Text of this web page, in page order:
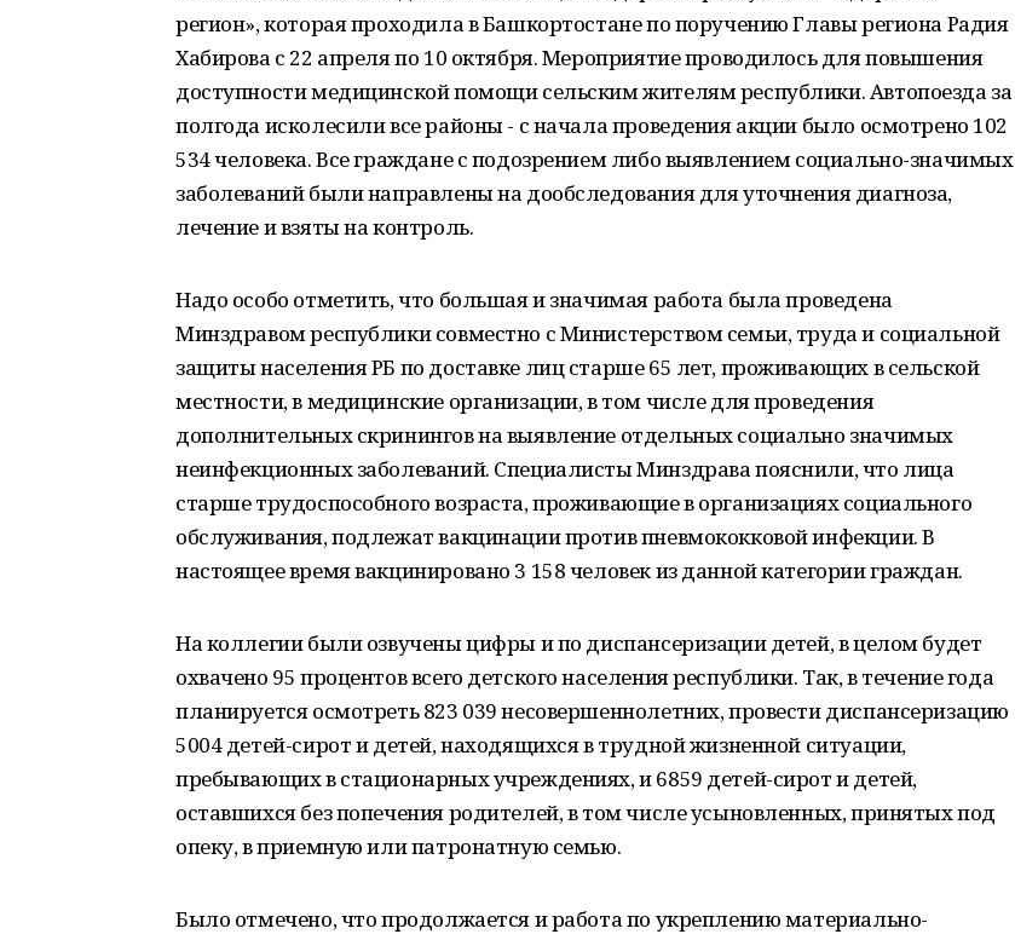
регион», которая проходила в Башкортостане по поручению Главы региона Радия
Хабирова с 22 апреля по 10 октября. Мероприятие проводилось для повышения
доступности медицинской помощи сельским жителям республики. Автопоезда за
полгода исколесили все районы - с начала проведения акции было осмотрено 102
534 человека. Все граждане с подозрением либо выявлением социально-значимых
заболеваний были направлены на дообследования для уточнения диагноза,
лечение и взяты на контроль.
Надо особо отметить, что большая и значимая работа была проведена
Минздравом республики совместно с Министерством семьи, труда и социальной
защиты населения РБ по доставке лиц старше 65 лет, проживающих в сельской
местности, в медицинские организации, в том числе для проведения
дополнительных скринингов на выявление отдельных социально значимых
неинфекционных заболеваний. Специалисты Минздрава пояснили, что лица
старше трудоспособного возраста, проживающие в организациях социального
обслуживания, подлежат вакцинации против пневмококковой инфекции. В
настоящее время вакцинировано 3 158 человек из данной категории граждан.
На коллегии были озвучены цифры и по диспансеризации детей, в целом будет
охвачено 95 процентов всего детского населения республики. Так, в течение года
планируется осмотреть 823 039 несовершеннолетних, провести диспансеризацию
5004 детей-сирот и детей, находящихся в трудной жизненной ситуации,
пребывающих в стационарных учреждениях, и 6859 детей-сирот и детей,
оставшихся без попечения родителей, в том числе усыновленных, принятых под
опеку, в приемную или патронатную семью.
Было отмечено, что продолжается и работа по укреплению материально-